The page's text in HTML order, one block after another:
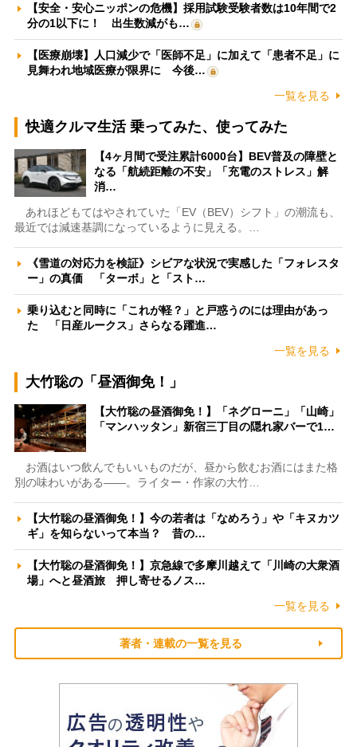
【安全・安心ニッポンの危機】採用試験受験者数は10年間で2
分の1以下に！ 出生数減がも…
【医療崩壊】人口減少で「医師不足」に加えて「患者不足」に
見舞われ地域医療が限界に 今後…
一覧を見る
快適クルマ生活 乗ってみた、使ってみた
【4ヶ月間で受注累計6000台】BEV普及の障壁と
なる「航続距離の不安」「充電のストレス」解
消…
あれほどもてはやされていた「EV（BEV）シフト」の潮流も、
最近では減速基調になっているように見える。…
《雪道の対応力を検証》シビアな状況で実感した「フォレスタ
ー」の真価 「ターボ」と「スト…
乗り込むと同時に「これが軽？」と戸惑うのには理由があっ
た 「日産ルークス」さらなる躍進…
一覧を見る
大竹聡の「昼酒御免！」
【大竹聡の昼酒御免！】「ネグローニ」「山崎」
「マンハッタン」新宿三丁目の隠れ家バーで1…
お酒はいつ飲んでもいいものだが、昼から飲むお酒にはまた格
別の味わいがある――。ライター・作家の大竹…
【大竹聡の昼酒御免！】今の若者は「なめろう」や「キヌカツ
ギ」を知らないって本当？ 昔の…
【大竹聡の昼酒御免！】京急線で多摩川越えて「川崎の大衆酒
場」へと昼酒旅 押し寄せるノス…
一覧を見る
著者・連載の一覧を見る